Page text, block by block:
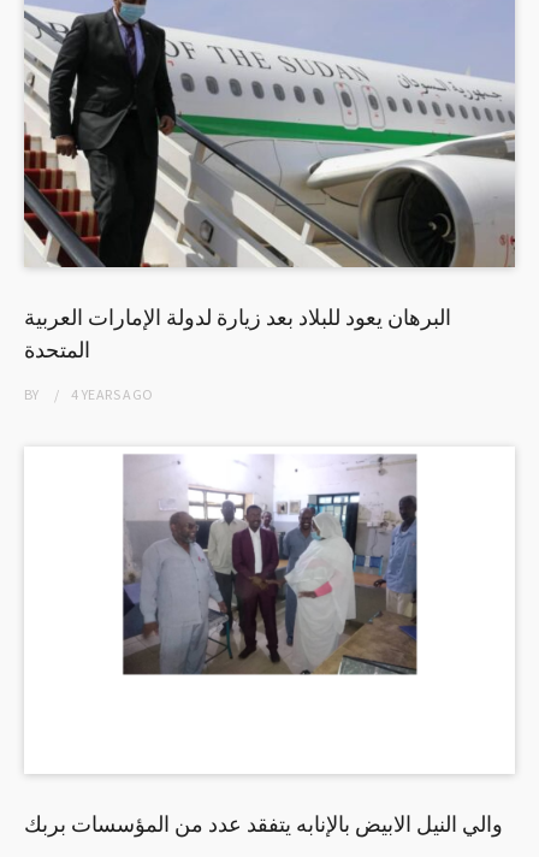
البرهان يعود للبلاد بعد زيارة لدولة الإمارات العربية
المتحدة
BY 4 YEARSAGO
والي النيل الابيض بالإنابه يتفقد عدد من المؤسسات بربك